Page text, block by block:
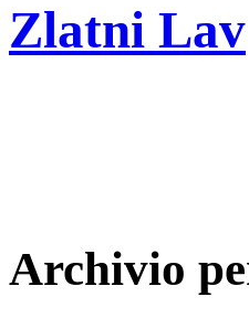
Zlatni Lav
Archivio